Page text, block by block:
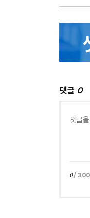
댓글 0
0/ 300